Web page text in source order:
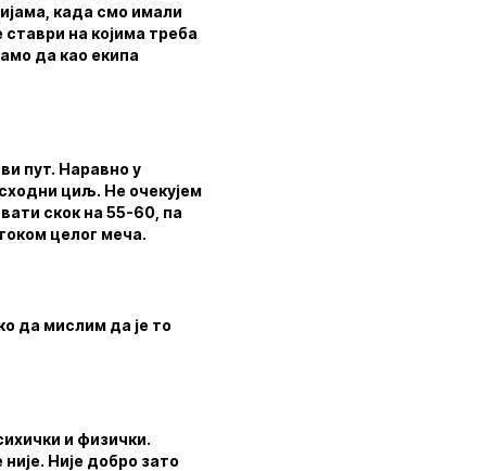
када смо имали
на којима треба
да као екипа
пут. Наравно у
циљ. Не очекујем
скок на 55-60, па
целог меча.
да мислим да је то
и физички.
Није добро зато